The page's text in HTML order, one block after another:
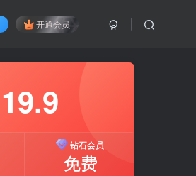
开通会员
19.9
钻石会员
免费